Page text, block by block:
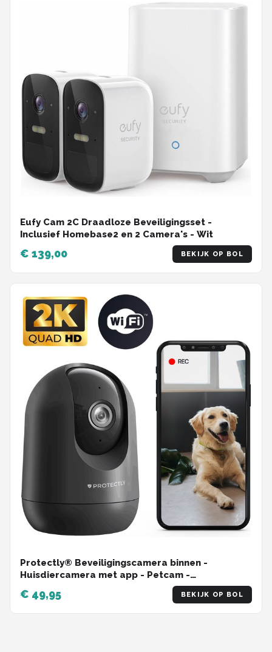
Eufy Cam 2C Draadloze Beveiligingsset -
Inclusief Homebase2 en 2 Camera's - Wit
€ 139,00 BEKIJK OP BOL
Protectly® Beveiligingscamera binnen -
Huisdiercamera met app - Petcam -
Hondencamera - Met WiFi APP - 2K 3MP Ultra HD
- Volgt beweging en geluidsdetectie - Indoor
Camera - Zwart
€ 49,95 BEKIJK OP BOL